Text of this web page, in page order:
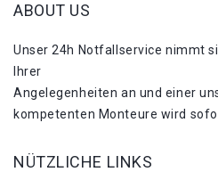
ABOUT US
Unser 24h Notfallservice nimmt
Ihrer
Angelegenheiten an und einer
kompetenten Monteure wird
NÜTZLICHE LINKS